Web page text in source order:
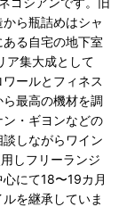
ら瓶詰めはシャ
る自宅の地下室
ア集大成として
ールとフィネス
最高の機材を調
・ギヨンなどの
しながらワイン
しフリーランジ
にて18〜19カ月
を継承していま